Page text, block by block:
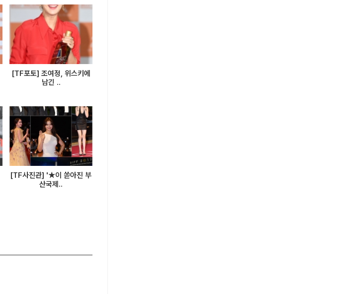
[TF포토] 조여정, 위스키에
남긴 ..
[TF사진관] '★이 쏟아진 부
산국제..